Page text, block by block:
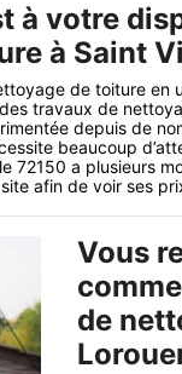
à votre
à Saint
de toiture en
travaux de
depuis de
beaucoup
72150 a plusieurs
afin de voir ses
Vous
de